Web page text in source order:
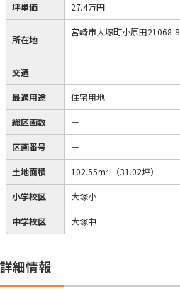
坪単価 27.4万円
所在地
宮崎市大塚町小原田21068-8
交通
最適用途 住宅用地
総区画数 －
区画番号 －
土地面積 102.55m2 （31.02坪）
小学校区 大塚小
中学校区 大塚中
詳細情報